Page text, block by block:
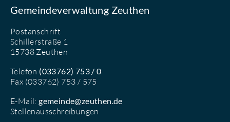
Gemeindeverwaltung Zeuthen
Postanschrift
Schillerstraße 1
15738 Zeuthen
Telefon (033762) 753 / 0
Fax (033762) 753 / 575
E-Mail:gemeinde@zeuthen.de
Stellenausschreibungen